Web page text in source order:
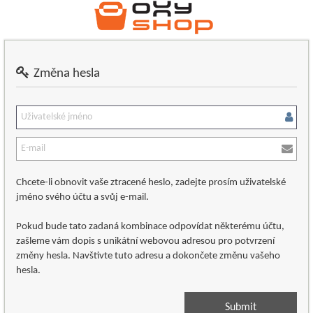
Změna hesla
Chcete-li obnovit vaše ztracené heslo, zadejte prosím uživatelské
jméno svého účtu a svůj e-mail.
Pokud bude tato zadaná kombinace odpovídat některému účtu,
zašleme vám dopis s unikátní webovou adresou pro potvrzení
změny hesla. Navštivte tuto adresu a dokončete změnu vašeho
hesla.